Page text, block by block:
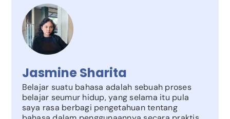
Jasmine Sharita
Belajar suatu bahasa adalah sebuah proses
belajar seumur hidup, yang selama itu pula
saya rasa berbagi pengetahuan tentang